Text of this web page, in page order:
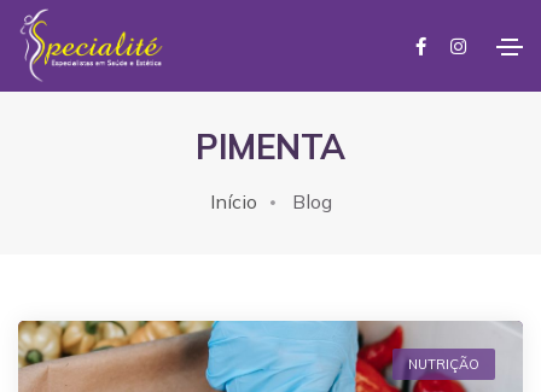
PIMENTA
Início Blog
NUTRIÇÃO